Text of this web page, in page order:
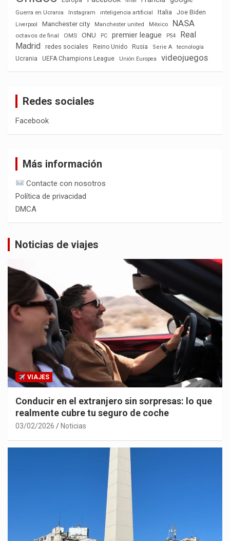
Guerra en Ucrania Instagram inteligencia artificial Italia Joe Biden
Liverpool Manchester city Manchester united México NASA
octavos de final OMS ONU PC premier league PS4
Real
Madrid
redes sociales Reino Unido Rusia Serie A
tecnología
Ucrania
UEFA Champions League Unión Europea videojuegos
Redes sociales
Facebook
Más información
Contacte con nosotros
Política de privacidad
DMCA
Noticias de viajes
VIAJES
Conducir en el extranjero sin sorpresas: lo que
realmente cubre tu seguro de coche
03/02/2026 Noticias